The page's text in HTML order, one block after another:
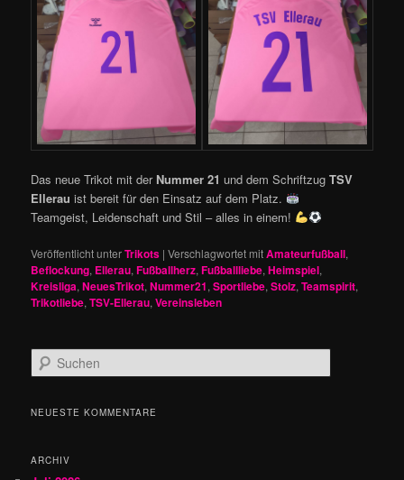
Das neue Trikot mit der Nummer 21 und dem SchriftzugTSV
Ellerau ist bereit für den Einsatz auf dem Platz.
Teamgeist, Leidenschaft und Stil – alles in einem!
Veröffentlicht unterTrikots |Verschlagwortet mitAmateurfußball,
Beflockung, Ellerau,Fußballherz,Fußballliebe,Heimspiel,
Kreisliga,NeuesTrikot,Nummer21,Sportliebe,Stolz,Teamspirit,
Trikotliebe,TSV-Ellerau,Vereinsleben
u
h
NEUESTE KOMMENTARE
ARCHIV